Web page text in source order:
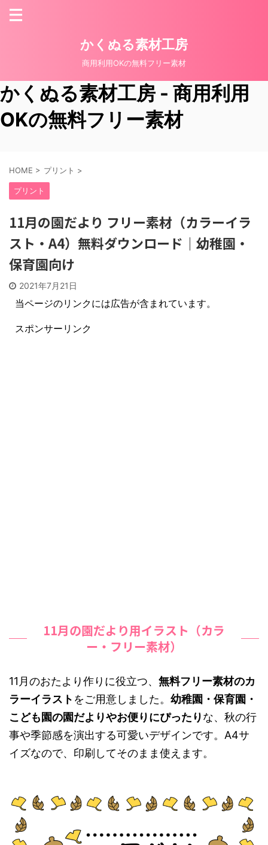
かくぬる素材工房
商用利用OKの無料フリー素材
かくぬる素材工房 - 商用利用
OKの無料フリー素材
HOME > プリント >
プリント
11月の園だより フリー素材（カラーイラ
スト・A4）無料ダウンロード｜幼稚園・
保育園向け
2021年7月21日
当ページのリンクには広告が含まれています。
スポンサーリンク
11月の園だより用イラスト（カラ
ー・フリー素材）
11月のおたより作りに役立つ、 無料フリー素材のカ
ラーイラスト をご用意しました。 幼稚園・保育園・
こども園の園だよりやお便りにぴったりな、秋の行
事や季節感を演出する可愛いデザインです。A4サ
イズなので、印刷してそのまま使えます。